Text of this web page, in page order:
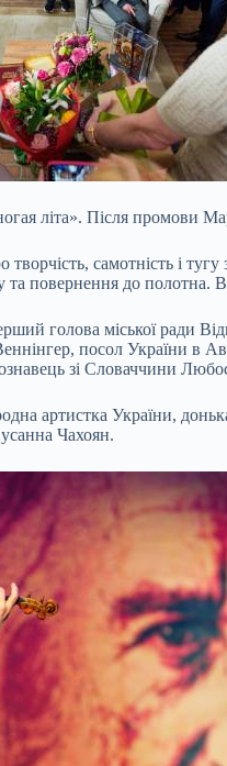
літа». Після промови
самотність і
повернення до полотна.
голова міської ради
посол України в
зі Словаччини
артистка України,
Чахоян.